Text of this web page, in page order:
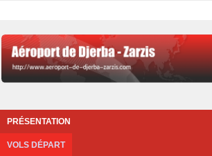
PRÉSENTATION
VOLS DÉPART